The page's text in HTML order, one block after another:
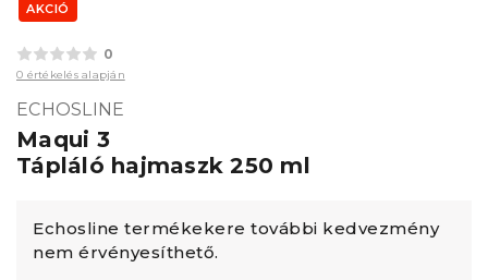
AKCIÓ
0
0 értékelés alapján
ECHOSLINE
Maqui 3
Tápláló hajmaszk 250 ml
Echosline termékekere további kedvezmény
nem érvényesíthető.